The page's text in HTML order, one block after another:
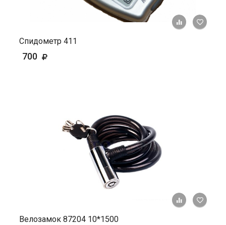
+ К
Спидометр 411
700
+ К
Велозамок 87204 10*1500